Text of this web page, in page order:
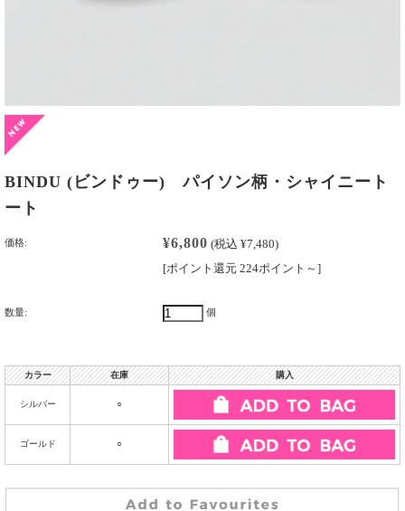
BINDU (ビンドゥー) パイソン柄・シャイニート
ート
価格: ¥6,800 (税込 ¥7,480)
[ポイント還元 224ポイント～]
数量: 個
カラー 在庫 購入
シルバー ○
ゴールド ○